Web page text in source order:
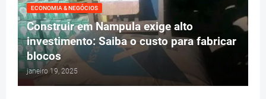
ECONOMIA & NEGÓCIOS
Construir em Nampula exige alto
investimento: Saiba o custo para fabricar
blocos
janeiro 19, 2025